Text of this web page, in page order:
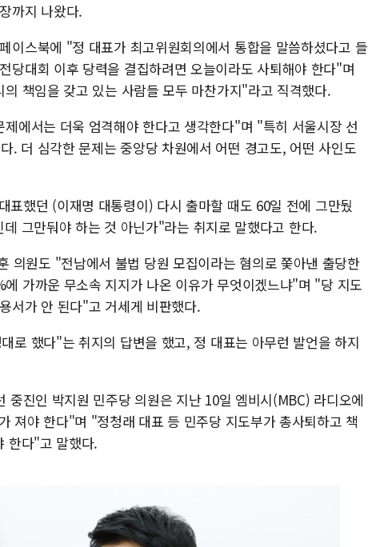
까지 나왔다.
이스북에 "정 대표가 최고위원회의에서 통합을 말씀하셨다고 들
당대회 이후 당력을 결집하려면 오늘이라도 사퇴해야 한다"며
책임을 갖고 있는 사람들 모두 마찬가지"라고 직격했다.
에서는 더욱 엄격해야 한다고 생각한다"며 "특히 서울시장 선
. 더 심각한 문제는 중앙당 차원에서 어떤 경고도, 어떤 사인도
표했던 (이재명 대통령이) 다시 출마할 때도 60일 전에 그만뒀
그만둬야 하는 것 아닌가"라는 취지로 말했다고 한다.
의원도 "전남에서 불법 당원 모집이라는 혐의로 쫓아낸 출당한
가까운 무소속 지지가 나온 이유가 무엇이겠느냐"며 "당 지도
서가 안 된다"고 거세게 비판했다.
로 했다"는 취지의 답변을 했고, 정 대표는 아무런 발언을 하지
중진인 박지원 민주당 의원은 지난 10일 엠비시(MBC) 라디오에
져야 한다"며 "정청래 대표 등 민주당 지도부가 총사퇴하고 책
한다"고 말했다.